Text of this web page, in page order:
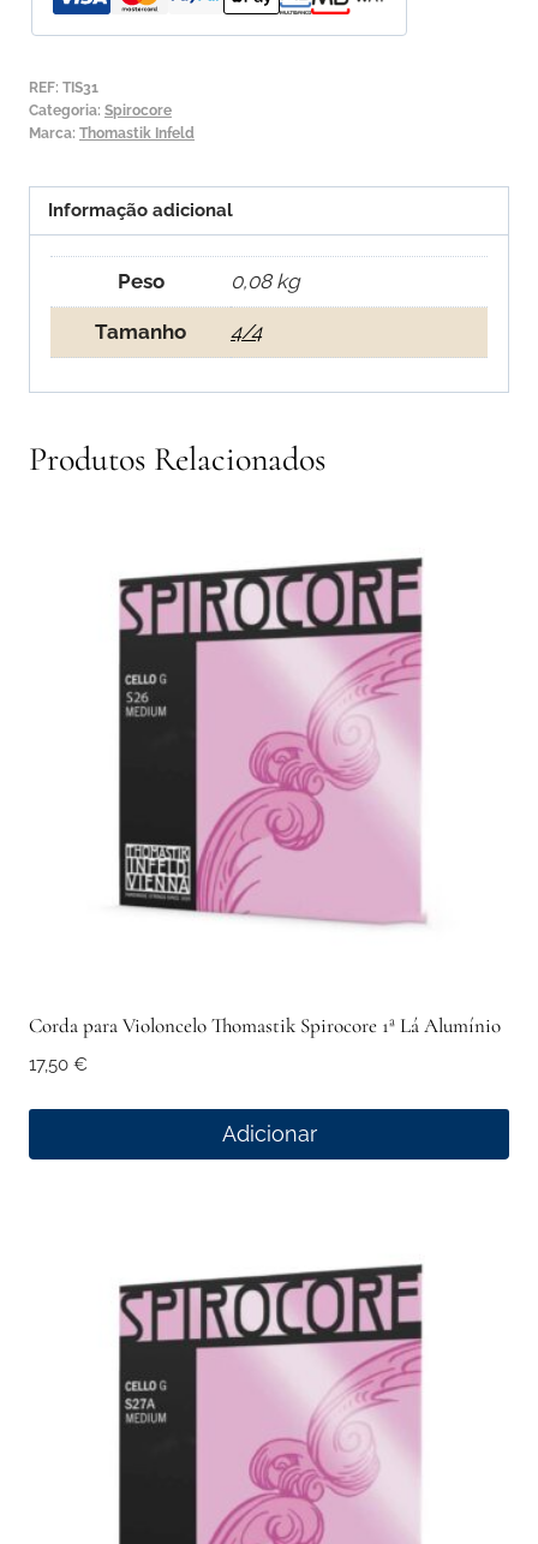
para
Thomastik
Spirocore
(Cromo)
REF: TIS31
Categoria: Spirocore
Marca: Thomastik Infeld
Informação adicional
Peso 0,08 kg
Tamanho 4/4
Produtos Relacionados
Corda para Violoncelo Thomastik Spirocore 1ª Lá Alumínio
17,50 €
Adicionar